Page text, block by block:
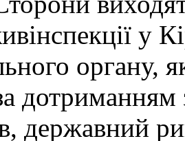
у
органу,
дотриманням
державний